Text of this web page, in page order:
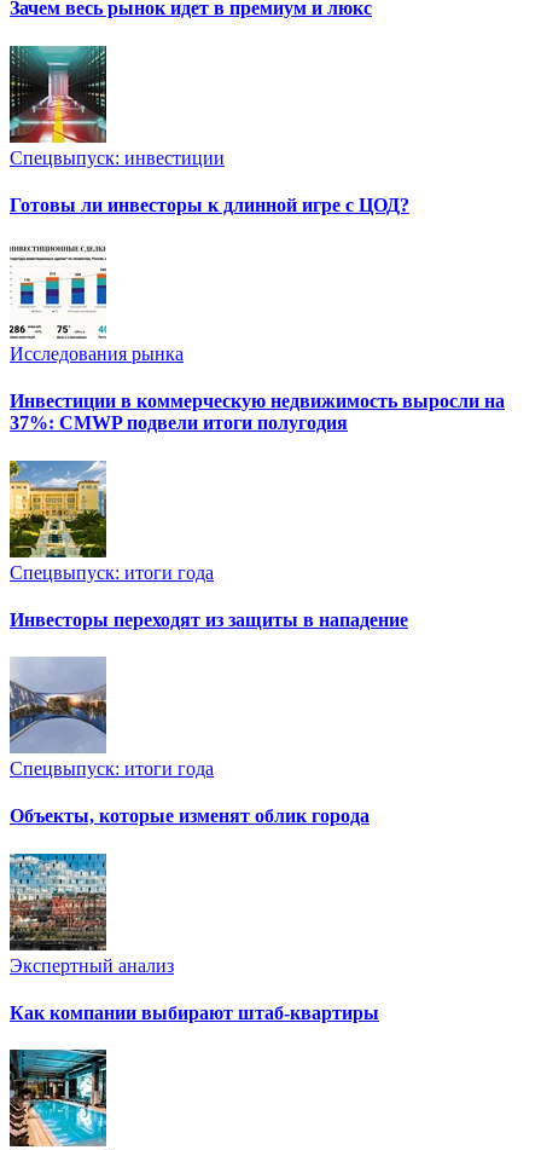
Зачем весь рынок идет в премиум и люкс
Спецвыпуск: инвестиции
Готовы ли инвесторы к длинной игре с ЦОД?
Исследования рынка
Инвестиции в коммерческую недвижимость выросли на
37%: CMWP подвели итоги полугодия
Спецвыпуск: итоги года
Инвесторы переходят из защиты в нападение
Спецвыпуск: итоги года
Объекты, которые изменят облик города
Экспертный анализ
Как компании выбирают штаб-квартиры